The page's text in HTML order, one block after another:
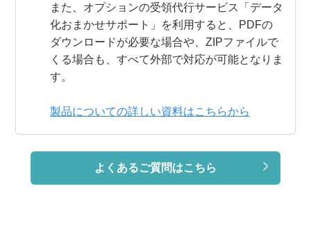
また、オプションの受領代行サービス「データ
化おまかせサポート」を利用すると、PDFの
ダウンロードが必要な場合や、ZIPファイルで
くる場合も、すべて外部で対応が可能となりま
す。
製品についての詳しい資料はこちらから
よくあるご質問はこちら